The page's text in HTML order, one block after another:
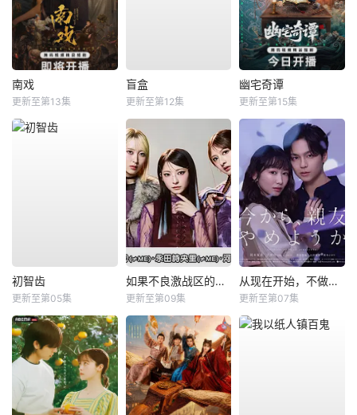
南戏
更新至第13集
盲盒
更新至第12集
幽宅奇谭
更新至第15集
初智齿
更新至第05集
如果不良激战区的四天王转生成了偶像团体？
更新至第09集
从现在开始，不做朋友了吧。
更新至第07集